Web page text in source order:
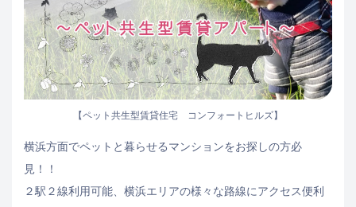
【ペット共生型賃貸住宅 コンフォートヒルズ】
横浜方面でペットと暮らせるマンションをお探しの方必
見！！
２駅２線利用可能、横浜エリアの様々な路線にアクセス便利